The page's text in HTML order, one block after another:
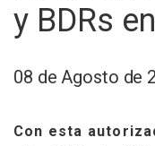
y BDRs
08 de Agosto de
Con esta